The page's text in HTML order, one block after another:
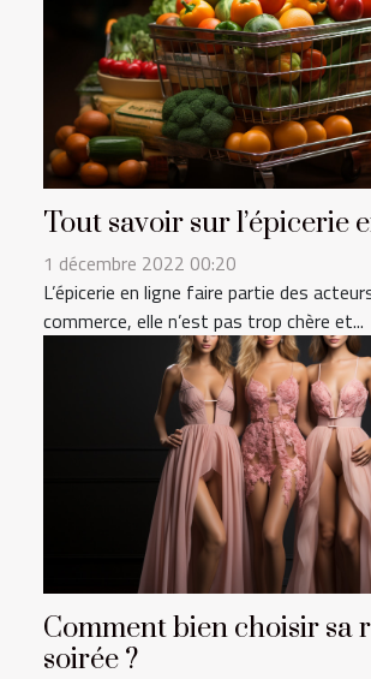
Tout savoir sur l’épicerie
1 décembre 2022 00:20
L’épicerie en ligne faire partie des
commerce, elle n’est pas trop chère et...
Comment bien choisir sa
soirée ?